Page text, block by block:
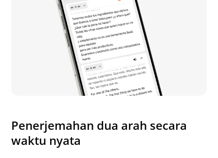
Penerjemahan dua arah secara
waktu nyata